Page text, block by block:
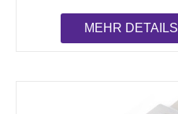
MEHR DETAILS